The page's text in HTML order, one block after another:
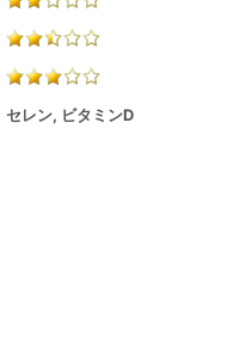
セレン, ビタミンD